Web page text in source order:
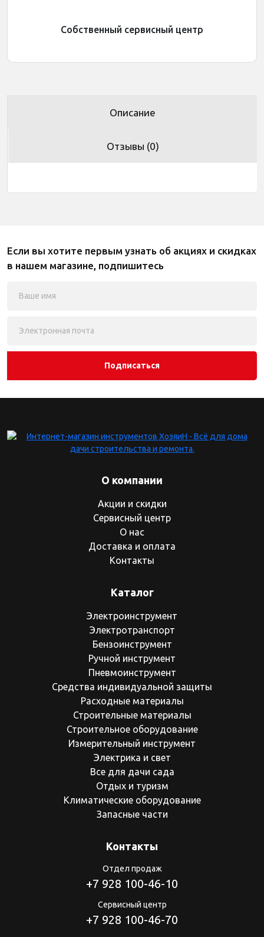
Собственный сервисный центр
Описание
Отзывы (0)
Если вы хотите первым узнать об акциях и скидках
в нашем магазине, подпишитесь
Подписаться
О компании
Акции и скидки
Сервисный центр
О нас
Доставка и оплата
Контакты
Каталог
Электроинструмент
Электротранспорт
Бензоинструмент
Ручной инструмент
Пневмоинструмент
Средства индивидуальной защиты
Расходные материалы
Строительные материалы
Строительное оборудование
Измерительный инструмент
Электрика и свет
Все для дачи сада
Отдых и туризм
Климатические оборудование
Запасные части
Контакты
Отдел продаж
+7 928 100-46-10
Сервисный центр
+7 928 100-46-70